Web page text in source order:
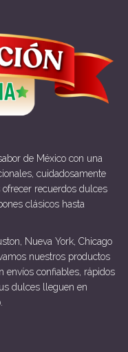
de México con una
cuidadosamente
recuerdos dulces
clásicos hasta
Nueva York, Chicago
nuestros productos
envíos confiables, rápidos
dulces lleguen en